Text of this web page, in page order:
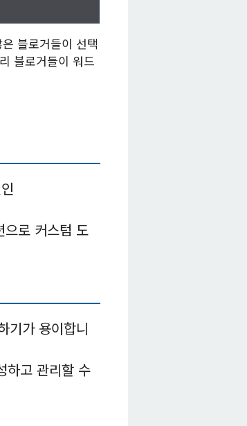
블로거들이 선택
블로거들이 워드
으로 커스텀 도
기가 용이합니
하고 관리할 수